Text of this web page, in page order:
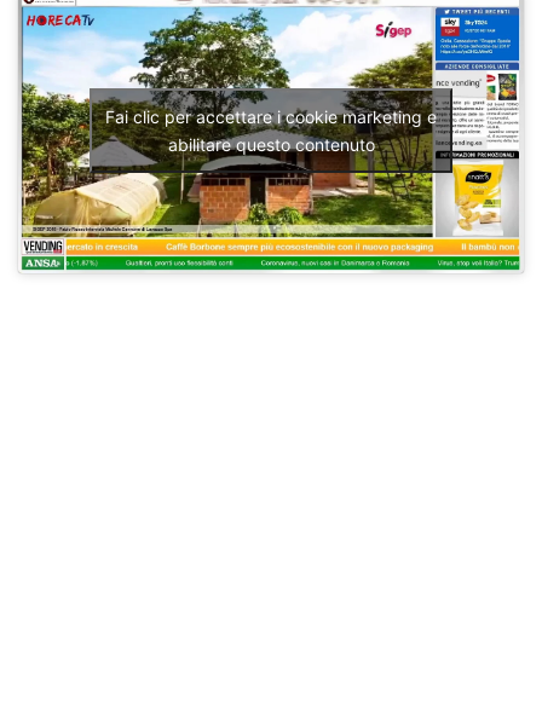
Fai clic per accettare i cookie marketing e
abilitare questo contenuto